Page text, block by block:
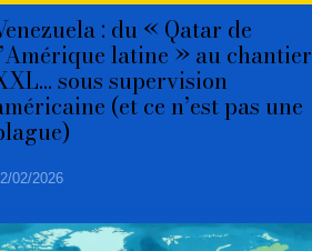
: du « Qatar de
latine » au chantier
sous supervision
(et ce n’est pas une
02/2026